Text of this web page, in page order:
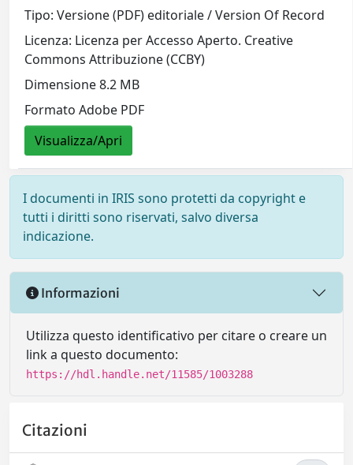
Tipo: Versione (PDF) editoriale / Version Of Record
Licenza: Licenza per Accesso Aperto. Creative
Commons Attribuzione (CCBY)
Dimensione 8.2 MB
Formato Adobe PDF
Visualizza/Apri
I documenti in IRIS sono protetti da copyright e
tutti i diritti sono riservati, salvo diversa
indicazione.
Informazioni
Utilizza questo identificativo per citare o creare un
link a questo documento:
https://hdl.handle.net/11585/1003288
Citazioni